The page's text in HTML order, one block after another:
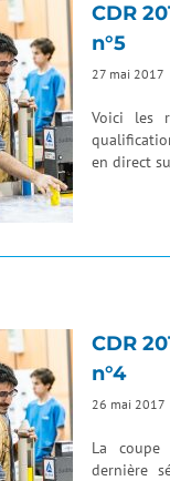
CDR
n°5
27 mai 2017
Voici les
en direct
CDR
n°4
26 mai 2017
La
dernière